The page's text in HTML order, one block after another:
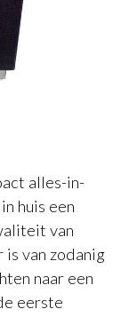
alles-in-
huis een
van
van zodanig
naar een
eerste